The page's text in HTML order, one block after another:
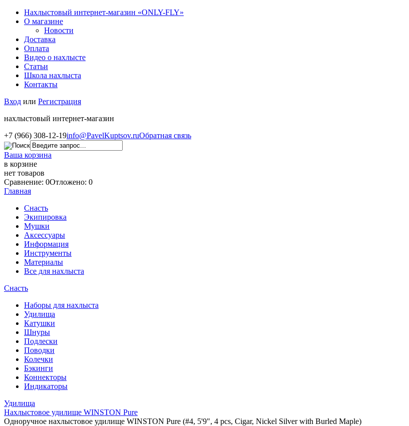
Нахлыстовый интернет-магазин «ONLY-FLY»
О магазине
Новости
Доставка
Оплата
Видео о нахлысте
Статьи
Школа нахлыста
Контакты
Вход или Регистрация
нахлыстовый интернет-магазин
+7 (966) 308-12-19info@PavelKuptsov.ruОбратная связь
Ваша корзина
в корзине
нет товаров
Сравнение: 0Отложено: 0
Главная
Снасть
Экипировка
Мушки
Аксессуары
Информация
Инструменты
Материалы
Все для нахлыста
Снасть
Наборы для нахлыста
Удилища
Катушки
Шнуры
Подлески
Поводки
Колечки
Бэкинги
Коннекторы
Индикаторы
Удилища
Нахлыстовое удилище WINSTON Pure
Одноручное нахлыстовое удилище WINSTON Pure (#4, 5'9", 4 pcs, Cigar, Nickel Silver with Burled Maple)